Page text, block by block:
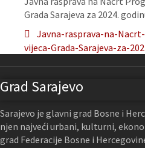
Grada Sarajeva za 2024.
Javna-rasprava-na-
vijeca-Grada-Sarajeva-za-
Grad Sarajevo
Sarajevo je glavni grad Bosne i
njen najveći urbani, kulturni,
grad Federacije Bosne i